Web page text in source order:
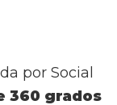
por Social
360 grados